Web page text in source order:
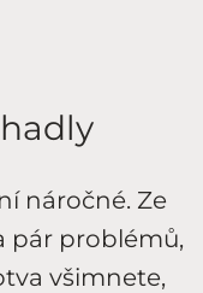
náročné. Ze
pár problémů,
všimnete,